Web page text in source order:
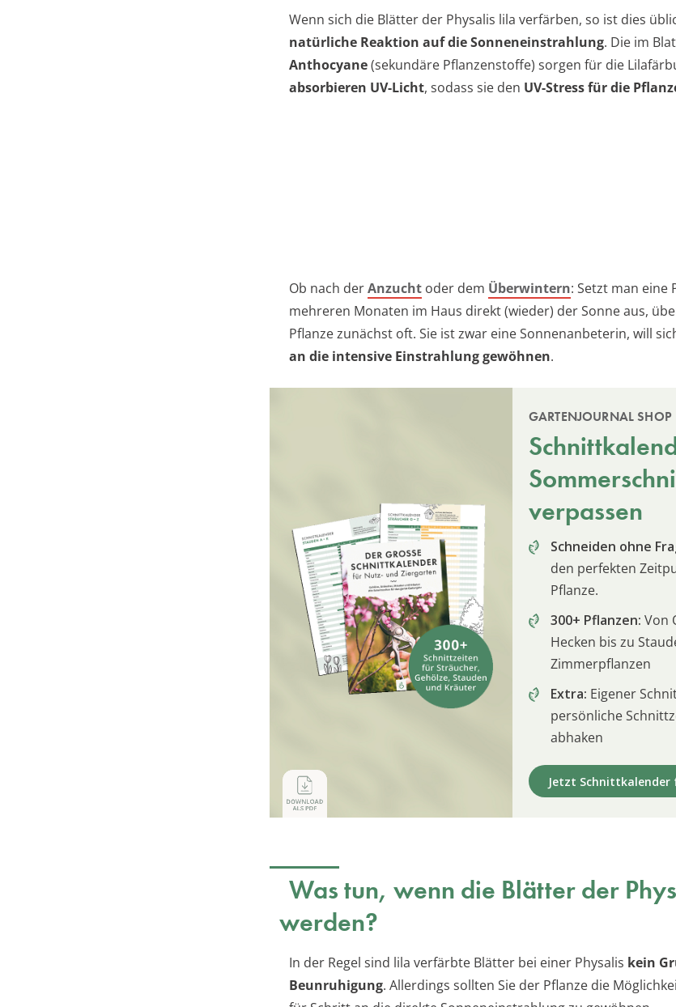
Wenn sich die Blätter der Physalis lila verfärben, so ist dies
natürliche Reaktion auf die Sonneneinstrahlung. Die im
Anthocyane(sekundäre Pflanzenstoffe) sorgen für die
absorbieren UV-Licht, sodass sie den UV-Stress für die
Ob nach derAnzucht oder dem Überwintern: Setzt man eine
mehreren Monaten im Haus direkt (wieder) der Sonne aus,
Pflanze zunächst oft. Sie ist zwar eine Sonnenanbeterin, will
an die intensive Einstrahlung gewöhnen.
GARTENJOURNAL SHOP
verpassen
Schneiden ohne
den perfekten
Pflanze.
300+ Pflanzen: Von
Hecken bis zu
Zimmerpflanzen
Extra: Eigener
persönliche
abhaken
Jetzt Schnittkalender
Was tun, wenn die Blätter der
werden?
In der Regel sind lila verfärbte Blätter bei einer Physalis kein
Beunruhigung. Allerdings sollten Sie der Pflanze die